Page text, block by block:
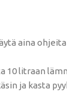
aina
10 litraan
ja kasta